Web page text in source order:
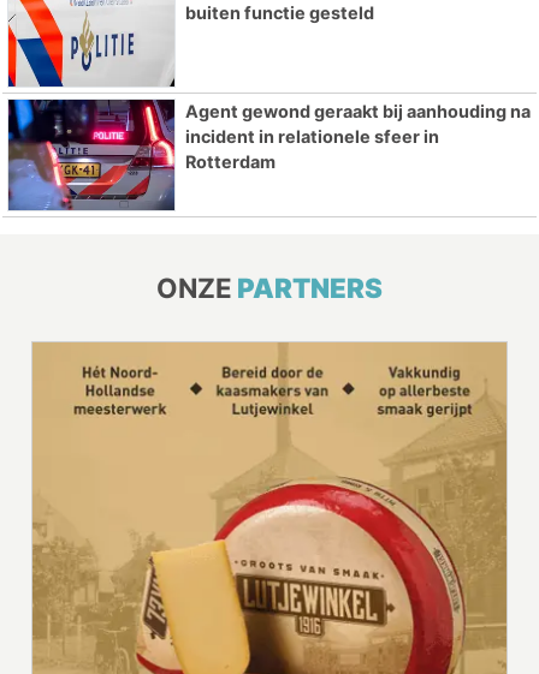
buiten functie gesteld
Agent gewond geraakt bij aanhouding na
incident in relationele sfeer in
Rotterdam
ONZE PARTNERS